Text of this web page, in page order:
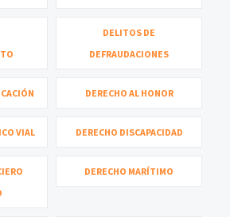
DELITOS DE
DEFRAUDACIONES
DERECHO AL HONOR
VIAL DERECHO DISCAPACIDAD
DERECHO MARÍTIMO